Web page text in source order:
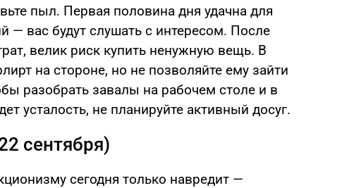
пыл. Первая половина дня удачна для
— вас будут слушать с интересом. После
велик риск купить ненужную вещь. В
на стороне, но не позволяйте ему зайти
разобрать завалы на рабочем столе и в
усталость, не планируйте активный досуг.
сентября)
сегодня только навредит —